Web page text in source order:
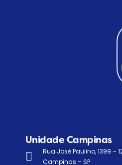
Unidade Campinas
Rua José Paulino, 1399 –
Campinas – SP